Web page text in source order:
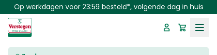
Skip to main content
Op werkdagen voor 23:59 besteld*, volgende dag in huis
Zoeken